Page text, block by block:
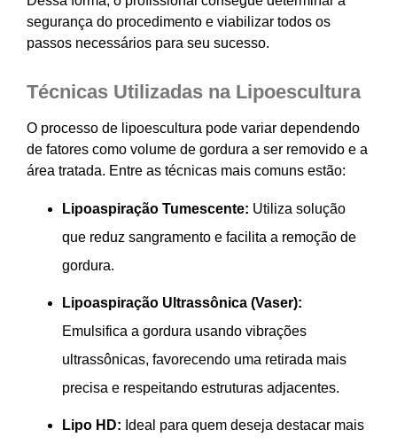
segurança do procedimento e viabilizar todos os
passos necessários para seu sucesso.
Técnicas Utilizadas na Lipoescultura
O processo de lipoescultura pode variar dependendo
de fatores como volume de gordura a ser removido e a
área tratada. Entre as técnicas mais comuns estão:
Lipoaspiração Tumescente: Utiliza solução
que reduz sangramento e facilita a remoção de
gordura.
Lipoaspiração Ultrassônica (Vaser):
Emulsifica a gordura usando vibrações
ultrassônicas, favorecendo uma retirada mais
precisa e respeitando estruturas adjacentes.
Lipo HD: Ideal para quem deseja destacar mais